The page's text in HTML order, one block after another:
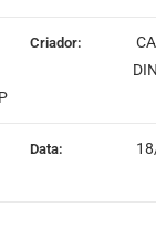
Criador:
Data: